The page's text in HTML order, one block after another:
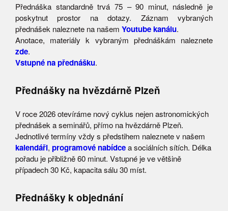
Přednáška standardně trvá 75 – 90 minut, následně je
poskytnut prostor na dotazy. Záznam vybraných
přednášek naleznete na našem Youtube kanálu.
Anotace, materiály k vybraným přednáškám naleznete
zde.
Vstupné na přednášku.
Přednášky na hvězdárně Plzeň
V roce 2026 otevíráme nový cyklus nejen astronomických
přednášek a seminářů, přímo na hvězdárně Plzeň.
Jednotlivé termíny vždy s předstihem naleznete v našem
kalendáři, programové nabídcea sociálních sítích. Délka
pořadu je přibližně 60 minut. Vstupné je ve většině
případech 30 Kč, kapacita sálu 30 míst.
Přednášky k objednání